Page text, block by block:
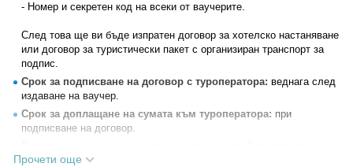
- Номер и секретен код на всеки от ваучерите.
След това ще ви бъде изпратен договор за хотелско настаняване
или договор за туристически пакет с организиран транспорт за
подпис.
Срок за подписване на договор с туроператора: веднага след
издаване на ваучер.
Срок за доплащане на сумата към туроператора: при
подписване на договор.
настанени двама пълноплащащи.
Прочети още